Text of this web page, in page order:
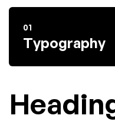
01
Typography